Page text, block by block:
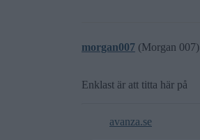
morgan007 (Morgan 007)
Enklast är att titta här på
avanza.se